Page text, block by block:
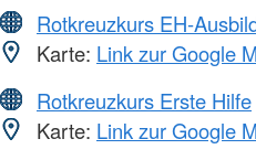
Rotkreuzkurs EH-
Karte: Link zur Google
Rotkreuzkurs Erste Hilfe
Karte: Link zur Google